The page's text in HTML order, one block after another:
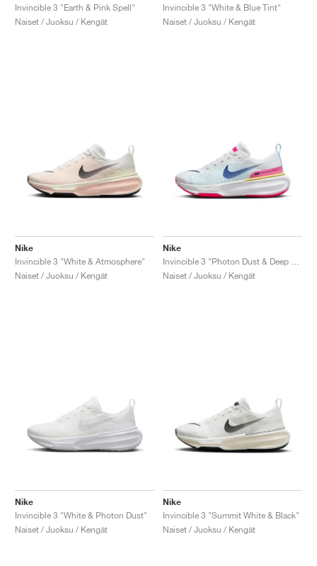
Invincible 3 "Earth & Pink Spell"
Naiset / Juoksu / Kengät
Invincible 3 "White & Blue Tint"
Naiset / Juoksu / Kengät
Nike
Invincible 3 "White & Atmosphere"
Naiset / Juoksu / Kengät
Nike
Naiset / Juoksu / Kengät
Nike
Invincible 3 "White & Photon Dust"
Naiset / Juoksu / Kengät
Nike
Invincible 3 "Summit White & Black"
Naiset / Juoksu / Kengät